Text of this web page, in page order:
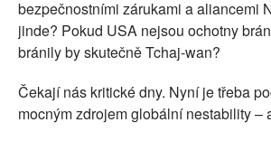
bezpečnostními zárukami a aliancemi
jinde? Pokud USA nejsou ochotny
bránily by skutečně Tchaj-wan?
Čekají nás kritické dny. Nyní je třeba
mocným zdrojem globální nestability –